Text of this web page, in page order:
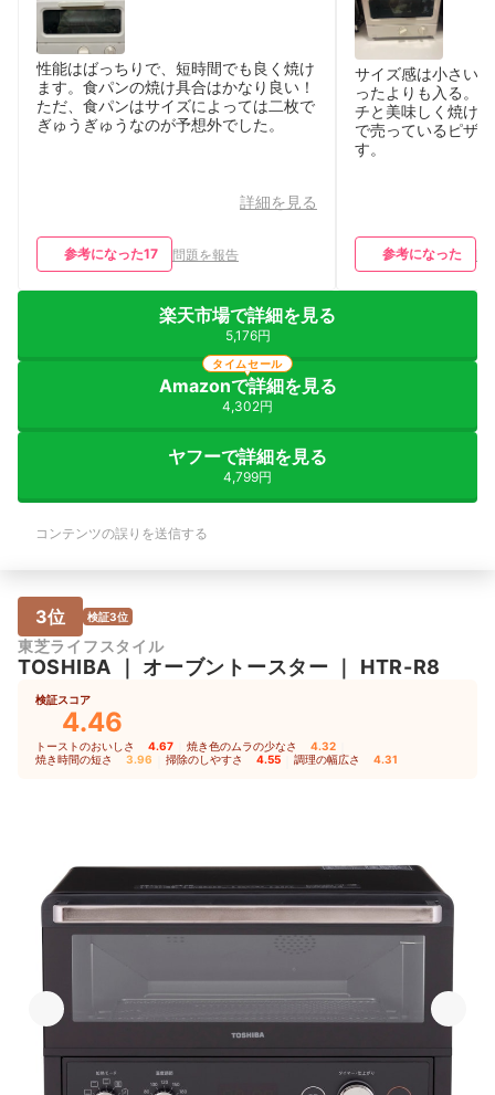
性能はばっちりで、短時間でも良く焼け
ます。食パンの焼け具合はかなり良い！
ただ、食パンはサイズによっては二枚で
ぎゅうぎゅうなのが予想外でした。
詳細を見る
参考になった17 問題を報告
サイズ感は小さい
ったよりも入る。
チと美味しく焼け
で売っているピザ
す。
参考になった
楽天市場で詳細を見る
5,176円
Amazonで詳細を見る
4,302円
タイムセール
ヤフーで詳細を見る
4,799円
コンテンツの誤りを送信する
3位 検証3位
東芝ライフスタイル
TOSHIBA オーブントースター HTR-R8
検証スコア
4.46
トーストのおいしさ 4.67 焼き色のムラの少なさ 4.32
焼き時間の短さ 3.96 掃除のしやすさ 4.55 調理の幅広さ 4.31